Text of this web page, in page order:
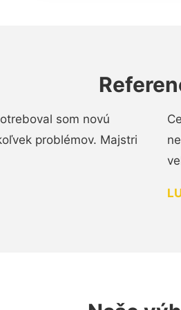
som novú
problémov. Majstri